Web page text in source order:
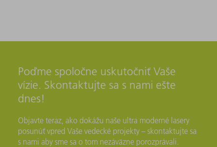
Poďme spoločne uskutočniť Vaše
vízie. Skontaktujte sa s nami ešte
dnes!
Objavte teraz, ako dokážu naše ultra moderné lasery
posunúť vpred Vaše vedecké projekty – skontaktujte sa
s nami aby sme sa o tom nezáväzne porozprávali.